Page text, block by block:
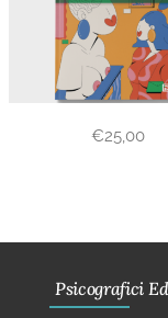
€25,00
Psicografici